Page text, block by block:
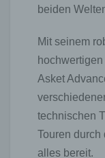
beiden
Mit seinem
Asket
technischen
Touren durch
alles bereit.
Erfassung
Internetseite
Daten und
Informationen
gespeichert.
Browsertypen
System
Internetseite,
unsere